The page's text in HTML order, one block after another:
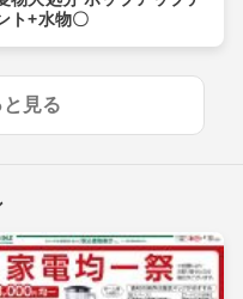
ト+水物〇
見る